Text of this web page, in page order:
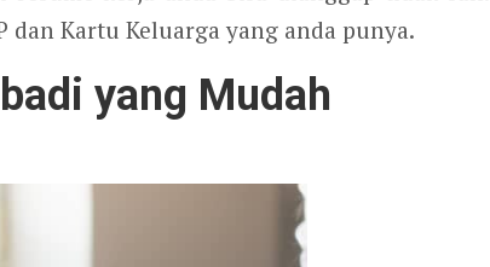
dan Kartu Keluarga yang anda punya.
yang Mudah